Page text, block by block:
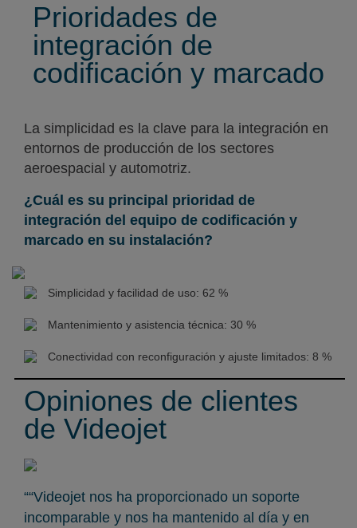
Prioridades de
integración de
codificación y marcado
La simplicidad es la clave para la integración en
entornos de producción de los sectores
aeroespacial y automotriz.
¿Cuál es su principal prioridad de
integración del equipo de codificación y
marcado en su instalación?
Simplicidad y facilidad de uso: 62 %
Mantenimiento y asistencia técnica: 30 %
Conectividad con reconfiguración y ajuste limitados: 8 %
Opiniones de clientes
de Videojet
““Videojet nos ha proporcionado un soporte
incomparable y nos ha mantenido al día y en